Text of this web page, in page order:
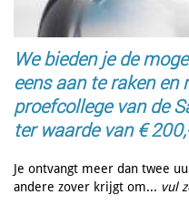
We bieden je de
eens aan te raken en
proefcollege van de
ter waarde van €
Je ontvangt meer dan twee
andere zover krijgt om... vul